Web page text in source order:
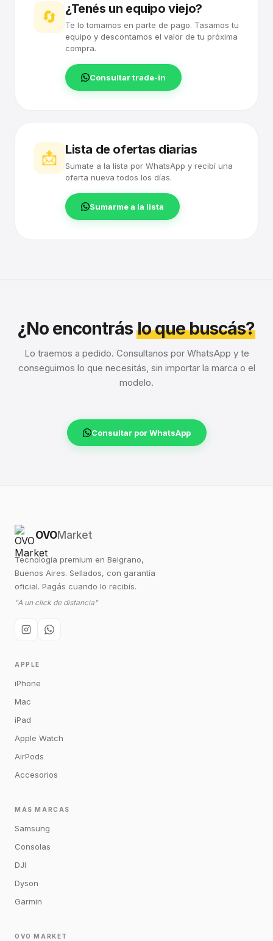
🔄 ¿Tenés un equipo viejo?
Te lo tomamos en parte de pago. Tasamos tu
equipo y descontamos el valor de tu próxima
compra.
Consultar trade-in
📩 Lista de ofertas diarias
Sumate a la lista por WhatsApp y recibí una
oferta nueva todos los días.
Sumarme a la lista
¿No encontráslo que buscás?
Lo traemos a pedido. Consultanos por WhatsApp y te
conseguimos lo que necesitás, sin importar la marca o el
modelo.
Consultar por WhatsApp
OVOMarket
Tecnología premium en Belgrano,
Buenos Aires. Sellados, con garantía
oficial. Pagás cuando lo recibís.
"A un click de distancia"
APPLE
iPhone
Mac
iPad
Apple Watch
AirPods
Accesorios
MÁS MARCAS
Samsung
Consolas
DJI
Dyson
Garmin
OVO MARKET